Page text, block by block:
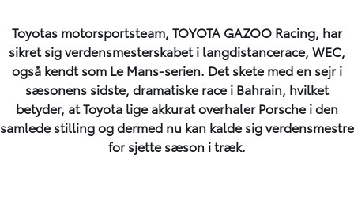
Toyotas motorsportsteam, TOYOTA GAZOO Racing, har
sikret sig verdensmesterskabet i langdistancerace, WEC,
også kendt som Le Mans-serien. Det skete med en sejr i
sæsonens sidste, dramatiske race i Bahrain, hvilket
betyder, at Toyota lige akkurat overhaler Porsche i den
samlede stilling og dermed nu kan kalde sig verdensmestre
for sjette sæson i træk.